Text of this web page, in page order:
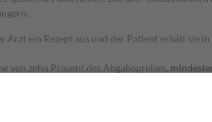
ein Rezept aus und der Patient erhält sie
von zehn Prozent des Abgabepreises,